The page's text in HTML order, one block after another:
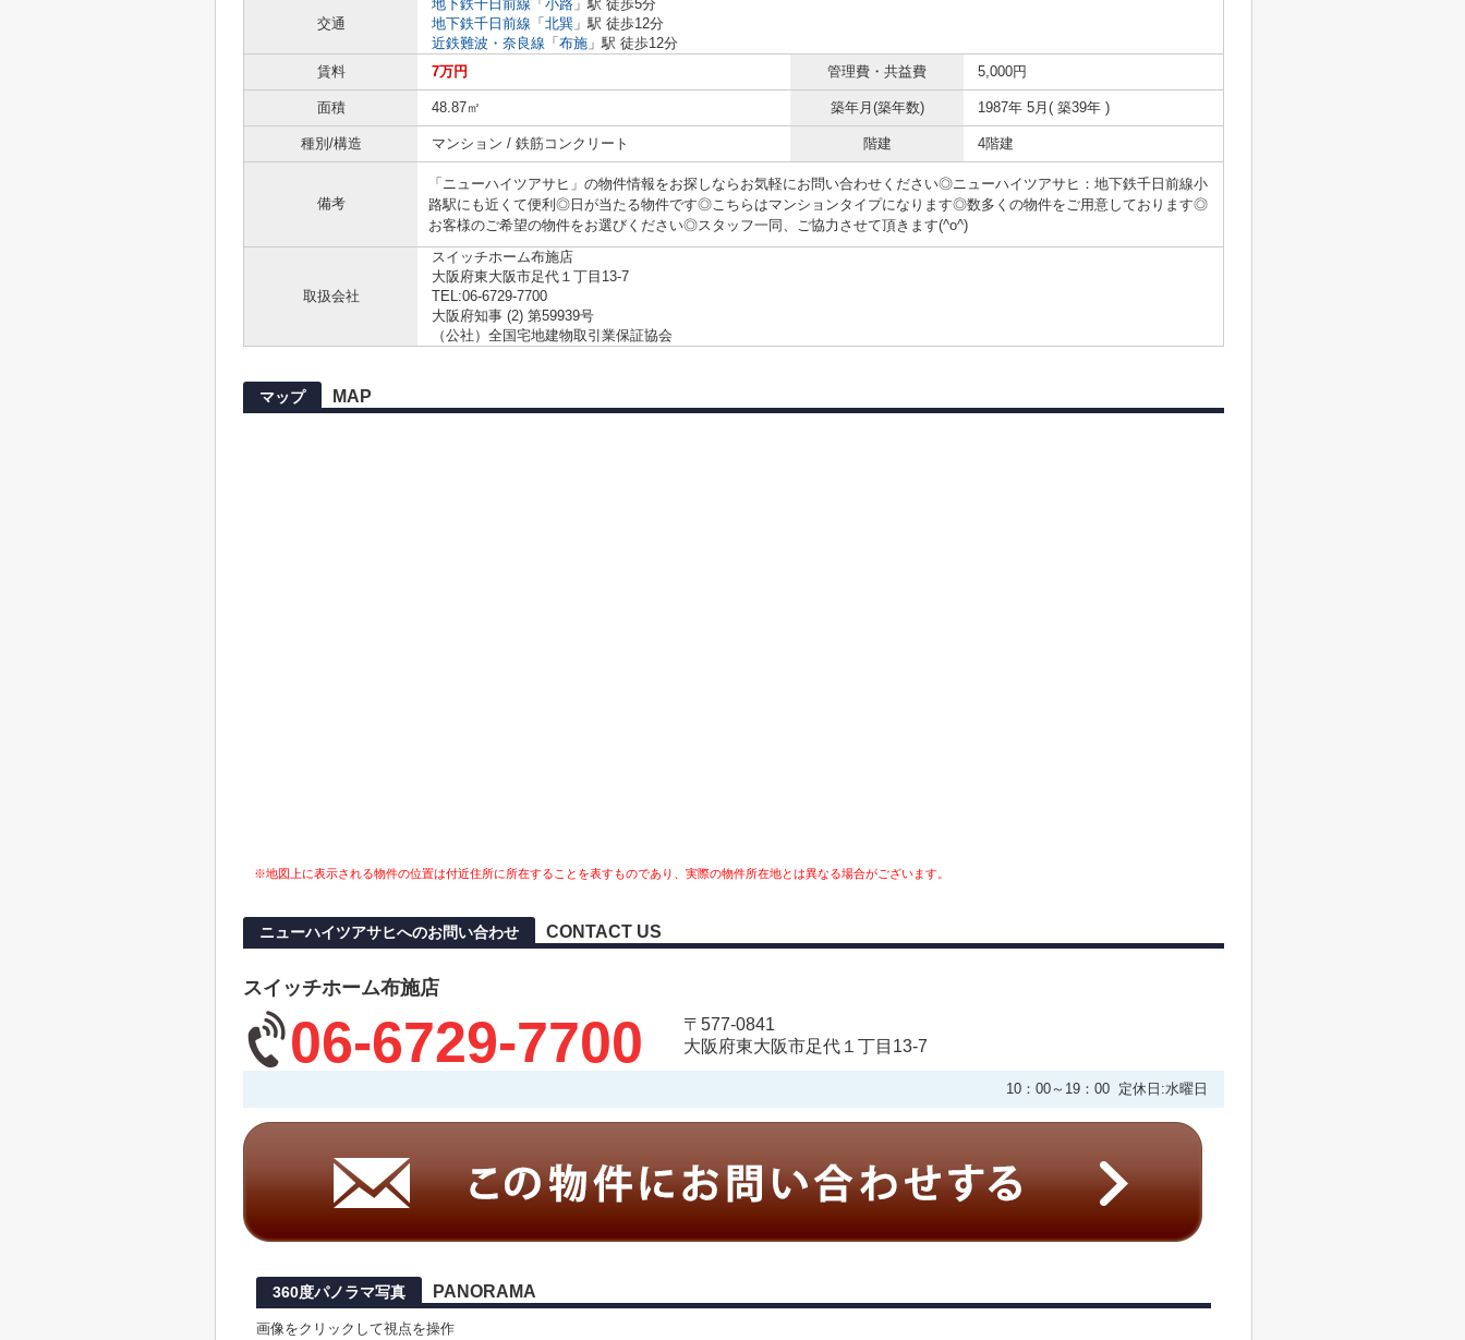
交通
地下鉄千日前線 「 小路 」駅 徒歩5分
地下鉄千日前線 「 北巽 」駅 徒歩12分
近鉄難波・奈良線 「 布施 」駅 徒歩12分
賃料
7万円 管理費・共益費 5,000円
面積 48.87㎡ 築年月(築年数) 1987年 5月( 築39年 )
種別/構造 マンション / 鉄筋コンクリート 階建 4階建
備考
「ニューハイツアサヒ」の物件情報をお探しならお気軽にお問い合わせください◎ニューハイツアサヒ：地下鉄千日前線小
路駅にも近くて便利◎日が当たる物件です◎こちらはマンションタイプになります◎数多くの物件をご用意しております◎
お客様のご希望の物件をお選びください◎スタッフ一同、ご協力させて頂きます(^o^)
取扱会社
スイッチホーム布施店
大阪府東大阪市足代１丁目13-7
TEL:06-6729-7700
大阪府知事 (2) 第59939号
（公社）全国宅地建物取引業保証協会
マップ MAP
※地図上に表示される物件の位置は付近住所に所在することを表すものであり、実際の物件所在地とは異なる場合がございます。
ニューハイツアサヒへのお問い合わせ CONTACT US
スイッチホーム布施店
06-6729-7700
〒577-0841
大阪府東大阪市足代１丁目13-7
10：00～19：00 定休日:水曜日
360度パノラマ写真 PANORAMA
画像をクリックして視点を操作